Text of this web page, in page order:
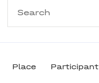
Place Participant